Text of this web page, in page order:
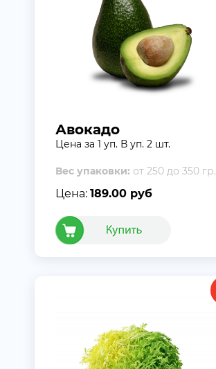
Авокадо
Цена за 1 уп. В уп. 2 шт.
Вес упаковки: от 250 до 350 гр.
Цена: 189.00 руб